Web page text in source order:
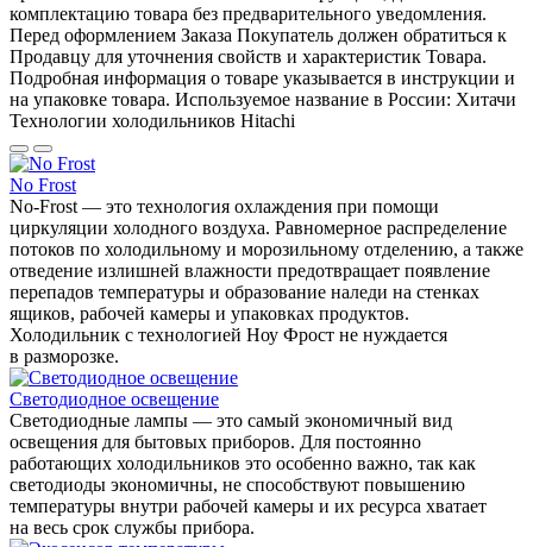
комплектацию товара без предварительного уведомления.
Перед оформлением Заказа Покупатель должен обратиться к
Продавцу для уточнения свойств и характеристик Товара.
Подробная информация о товаре указывается в инструкции и
на упаковке товара. Используемое название в России: Хитачи
Технологии холодильников Hitachi
No Frost
No-Frost — это технология охлаждения при помощи
циркуляции холодного воздуха. Равномерное распределение
потоков по холодильному и морозильному отделению, а также
отведение излишней влажности предотвращает появление
перепадов температуры и образование наледи на стенках
ящиков, рабочей камеры и упаковках продуктов.
Холодильник с технологией Ноу Фрост не нуждается
в разморозке.
Светодиодное освещение
Светодиодные лампы — это самый экономичный вид
освещения для бытовых приборов. Для постоянно
работающих холодильников это особенно важно, так как
светодиоды экономичны, не способствуют повышению
температуры внутри рабочей камеры и их ресурса хватает
на весь срок службы прибора.